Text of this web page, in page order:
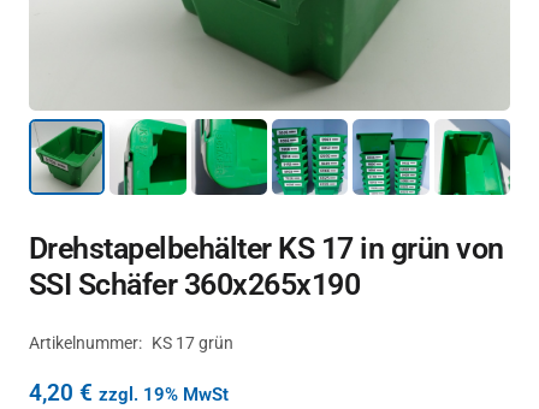
Drehstapelbehälter KS 17 in grün von
SSI Schäfer 360x265x190
Artikelnummer: KS 17 grün
4,20 € zzgl. 19% MwSt